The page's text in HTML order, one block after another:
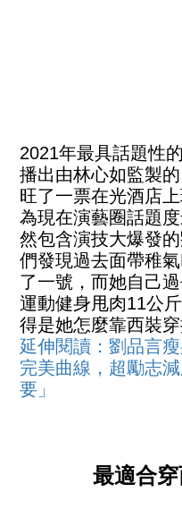
2021年最具話題性
播出由林心如監製
旺了一票在光酒店
為現在演藝圈話題
然包含演技大爆發
們發現過去面帶稚
了一號，而她自己
運動健身甩肉11公
得是她怎麼靠西裝穿
延伸閱讀：劉品言
完美曲線，超勵志
要」
最適合